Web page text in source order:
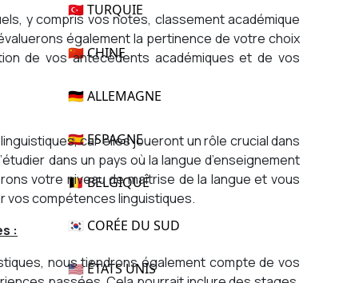
🇹🇷 TURQUIE
🇨🇳 CHINE
🇩🇪 ALLEMAGNE
🇪🇸 ESPAGNE
🇧🇪 BELGIQUE
🇰🇷 CORÉE DU SUD
🇺🇸 ÉTATS UNIS
y compris vos notes, classement académique
également la pertinence de votre choix
de vos antécédents académiques et de vos
car elles joueront un rôle crucial dans
dans un pays où la langue d’enseignement
votre niveau de maîtrise de la langue et vous
vos compétences linguistiques.
:
nous tiendrons également compte de vos